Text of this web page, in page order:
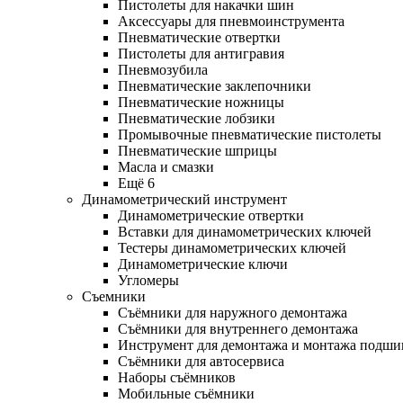
Пистолеты для накачки шин
Аксессуары для пневмоинструмента
Пневматические отвертки
Пистолеты для антигравия
Пневмозубила
Пневматические заклепочники
Пневматические ножницы
Пневматические лобзики
Промывочные пневматические пистолеты
Пневматические шприцы
Масла и смазки
Ещё 6
Динамометрический инструмент
Динамометрические отвертки
Вставки для динамометрических ключей
Тестеры динамометрических ключей
Динамометрические ключи
Угломеры
Съемники
Съёмники для наружного демонтажа
Съёмники для внутреннего демонтажа
Инструмент для демонтажа и монтажа
Съёмники для автосервиса
Наборы съёмников
Мобильные съёмники